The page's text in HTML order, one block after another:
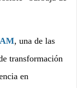
, una de las
transformación
en